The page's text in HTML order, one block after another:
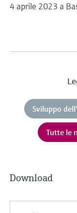
4 aprile 2023 a
Sviluppo
Tutte le
Download